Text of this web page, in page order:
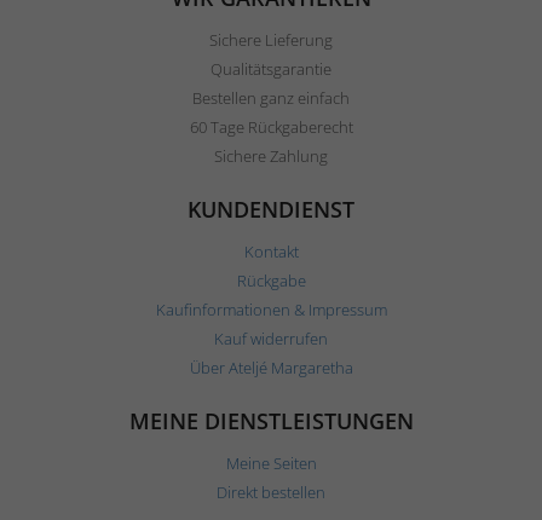
Sichere Lieferung
Qualitätsgarantie
Bestellen ganz einfach
60 Tage Rückgaberecht
Sichere Zahlung
KUNDENDIENST
Kontakt
Rückgabe
Kaufinformationen & Impressum
Kauf widerrufen
Über Ateljé Margaretha
MEINE DIENSTLEISTUNGEN
Meine Seiten
Direkt bestellen